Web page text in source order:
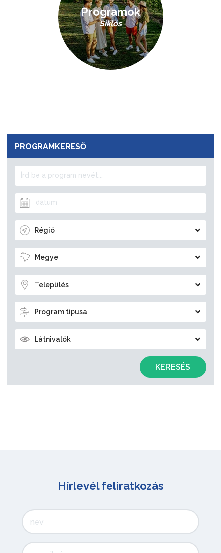
Programok
Siklós
PROGRAMKERESŐ
Régió
Megye
Település
Program típusa
Látnivalók
KERESÉS
Hírlevél feliratkozás